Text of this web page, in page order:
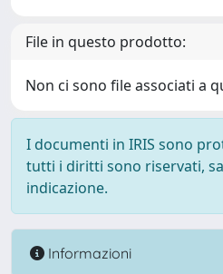
File in questo prodotto:
Non ci sono file associati a
I documenti in IRIS sono
tutti i diritti sono riservati,
indicazione.
Informazioni